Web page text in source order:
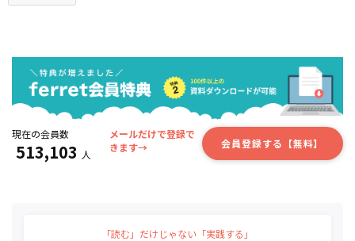
現在の会員数
513,103 人
メールだけで登録で
きます→
会員登録する【無料】
「読む」だけじゃない「実践する」